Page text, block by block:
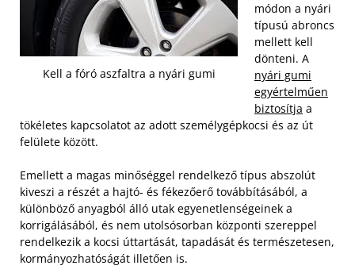
Kell a fóró aszfaltra a nyári gumi
módon a nyári
típusú abroncs
mellett kell
dönteni. A
nyári gumi
egyértelműen
biztosítja a
tökéletes kapcsolatot az adott személygépkocsi és az út
felülete között.
Emellett a magas minőséggel rendelkező típus abszolút
kiveszi a részét a hajtó- és fékezőerő továbbításából, a
különböző anyagból álló utak egyenetlenségeinek a
korrigálásából, és nem utolsósorban központi szereppel
rendelkezik a kocsi úttartását, tapadását és természetesen,
kormányozhatóságát illetően is.